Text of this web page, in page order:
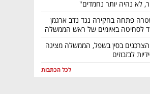
לא נהיה יותר נחמדים"
פתחה בחקירה נגד נדב ארגמן
לסחיטה באיומים של ראש הממשלה
הצרכנים בסין בשפל, הממשלה מציגה
לבזבוזים
לכל הכתבות